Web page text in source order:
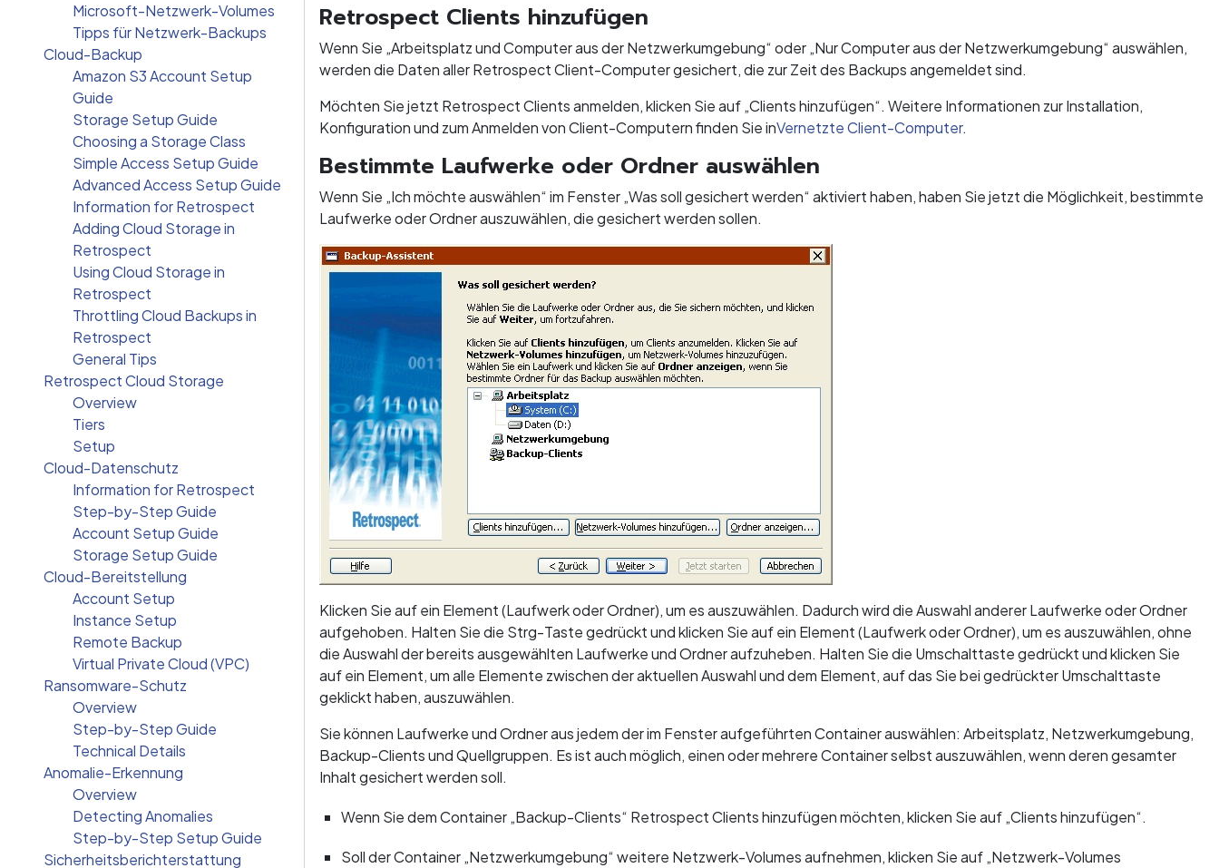
Microsoft-Netzwerk-Volumes
Tipps für Netzwerk-Backups
Cloud-Backup
Amazon S3 Account Setup
Guide
Storage Setup Guide
Choosing a Storage Class
Simple Access Setup Guide
Advanced Access Setup Guide
Information for Retrospect
Adding Cloud Storage in
Retrospect
Using Cloud Storage in
Retrospect
Throttling Cloud Backups in
Retrospect
General Tips
Retrospect Cloud Storage
Overview
Tiers
Setup
Cloud-Datenschutz
Information for Retrospect
Step-by-Step Guide
Account Setup Guide
Storage Setup Guide
Cloud-Bereitstellung
Account Setup
Instance Setup
Remote Backup
Virtual Private Cloud (VPC)
Ransomware-Schutz
Overview
Step-by-Step Guide
Technical Details
Anomalie-Erkennung
Overview
Detecting Anomalies
Step-by-Step Setup Guide
Sicherheitsberichterstattung
Retrospect Clients hinzufügen
Wenn Sie „Arbeitsplatz und Computer aus der Netzwerkumgebung“ oder „Nur Computer aus der Netzwerkumgebung“ auswählen,
werden die Daten aller Retrospect Client-Computer gesichert, die zur Zeit des Backups angemeldet sind.
Möchten Sie jetzt Retrospect Clients anmelden, klicken Sie auf „Clients hinzufügen“. Weitere Informationen zur Installation,
Konfiguration und zum Anmelden von Client-Computern finden Sie inVernetzte Client-Computer.
Bestimmte Laufwerke oder Ordner auswählen
Wenn Sie „Ich möchte auswählen“ im Fenster „Was soll gesichert werden“ aktiviert haben, haben Sie jetzt die Möglichkeit, bestimmte
Laufwerke oder Ordner auszuwählen, die gesichert werden sollen.
Klicken Sie auf ein Element (Laufwerk oder Ordner), um es auszuwählen. Dadurch wird die Auswahl anderer Laufwerke oder Ordner
aufgehoben. Halten Sie die Strg-Taste gedrückt und klicken Sie auf ein Element (Laufwerk oder Ordner), um es auszuwählen, ohne
die Auswahl der bereits ausgewählten Laufwerke und Ordner aufzuheben. Halten Sie die Umschalttaste gedrückt und klicken Sie
auf ein Element, um alle Elemente zwischen der aktuellen Auswahl und dem Element, auf das Sie bei gedrückter Umschalttaste
geklickt haben, auszuwählen.
Sie können Laufwerke und Ordner aus jedem der im Fenster aufgeführten Container auswählen: Arbeitsplatz, Netzwerkumgebung,
Backup-Clients und Quellgruppen. Es ist auch möglich, einen oder mehrere Container selbst auszuwählen, wenn deren gesamter
Inhalt gesichert werden soll.
Wenn Sie dem Container „Backup-Clients“ Retrospect Clients hinzufügen möchten, klicken Sie auf „Clients hinzufügen“.
Soll der Container „Netzwerkumgebung“ weitere Netzwerk-Volumes aufnehmen, klicken Sie auf „Netzwerk-Volumes